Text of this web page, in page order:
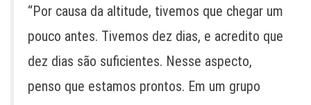
“Por causa da altitude, tivemos que chegar um
pouco antes. Tivemos dez dias, e acredito que
dez dias são suficientes. Nesse aspecto,
penso que estamos prontos. Em um grupo